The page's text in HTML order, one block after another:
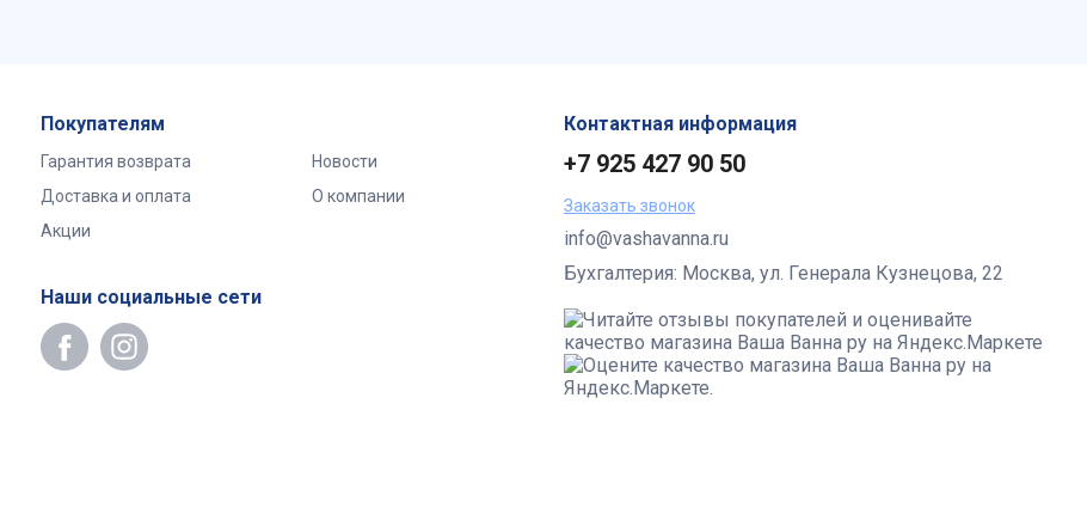
Покупателям
Гарантия возврата
Доставка и оплата
Акции
Новости
О компании
Наши социальные сети
Контактная информация
+7 925 427 90 50
Заказать звонок
info@vashavanna.ru
Бухгалтерия: Москва, ул. Генерала Кузнецова, 22